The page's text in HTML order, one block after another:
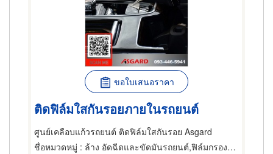
ขอใบเสนอราคา
ติดฟิล์มใสกันรอยภายในรถยนต์
ศูนย์เคลือบแก้วรถยนต์ ติดฟิล์มใสกันรอย Asgard
ชื่อหมวดหมู่ : ล้าง อัดฉีดและขัดมันรถยนต์,ฟิล์มกรองแสงรถยนต์,ผู้ผลิตและผู้จัดจำหน่ายอุปกรณ์และวัสดุหุ้มเบาะทำประทุนรถยนต์